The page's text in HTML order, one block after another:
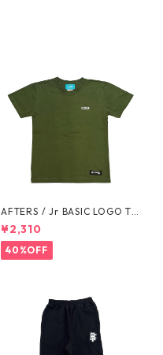
AFTERS / Jr BASIC LOGO TE
E
¥2,310
40%OFF